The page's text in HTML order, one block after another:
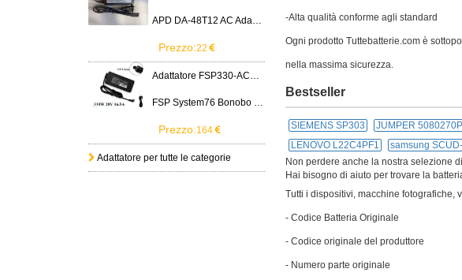
-Alta qualità conforme agli standard
Ogni prodotto Tuttebatterie.com è
nella massima sicurezza.
Bestseller
SIEMENS SP303 JUMPER 5080270P
LENOVO L22C4PF1
samsung
Non perdere anche la nostra selezione
Hai bisogno di aiuto per trovare la
Tutti i dispositivi, macchine fotografiche,
- Codice Batteria Originale
- Codice originale del produttore
- Numero parte originale
APD DA-48T12 AC Adapter 12V 4A Power Supply Cord
Prezzo:22
Adattatore FSP330-ACAU3
FSP System76 Bonobo WS (bonw16)/Ultra 9/RTX5090
Prezzo:164
Adattatore per tutte le categorie